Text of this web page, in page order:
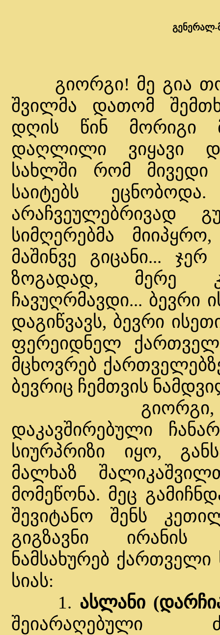
გენერალ-
გიორგი! მე გია
შვილმა დათომ
დღის წინ მორიგი
დაღლილი ვიყავი
სახლში რომ
საიტებს
არაჩვეულებრივად
სიმღერებმა
მაშინვე გიცანი...
ზოგადად, მერე
ჩავუღრმავდი... ბევრი
დაგიწვავს, ბევრი
ფერეიდნელ
მცხოვრებ
ბევრიც ჩემთვის
გიორგი,
დაკავშირებული
სიურპრიზი იყო,
მალხაზ
მომეწონა. მეც
შევიტანო შენს
გიგზავნი ირანის
ნამსახურებ
სიას:
1. ასლანი
შეიარაღებული